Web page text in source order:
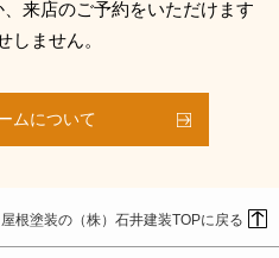
来店のご予約をいただけます
しません。
ムについて
根塗装の（株）石井建装TOPに戻る